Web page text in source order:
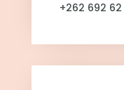
+262 692